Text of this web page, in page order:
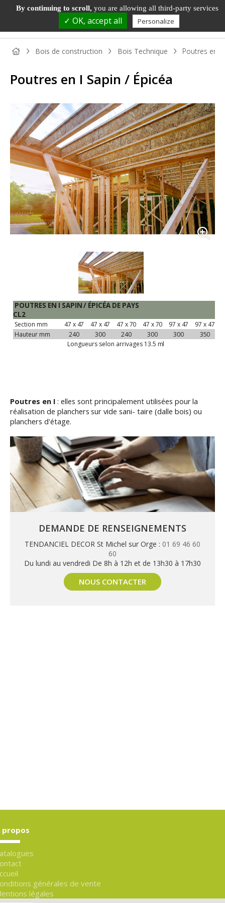
PANNEAU
PANNEAU
DÉCORATIF
PARQUET
ET SOL
STRATIFIÉ
BOIS DE
MENUISERIE
ET
Bois de construction Bois Technique Poutres en I
Poutres en I Sapin / Épicéa
POUTRES EN I SAPIN/ ÉPICÉA DE PAYS
CL2
Section mm 47 x 47 47 x 47 47 x70 47 x70 97 x 47 97 x 47
Hauteur mm 240 300 240 300 300
350
Longueurs selon arrivages 13.5 ml
Poutres en I : elles sont principalement utilisées pourla
réalisation de planchers sur vide sani- taire (dalle bois) ou
planchers d'étage.
DEMANDE DE RENSEIGNEMENTS
TENDANCIEL DECOR St Michel sur Orge : 01 69 46 60
60
Du lundi au vendredi De 8h à 12h et de 13h30 à 17h30
NOUS CONTACTER
propos
générales de vente
légales
By continuing to scroll, you are allowing all third-party services
✓ OK, accept all Personalize